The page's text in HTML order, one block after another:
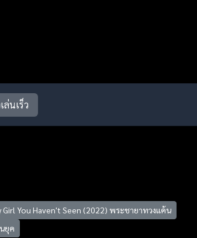
ล่นเร็ว
Girl You Haven't Seen (2022) พระชายาทวงแค้น
ยุค